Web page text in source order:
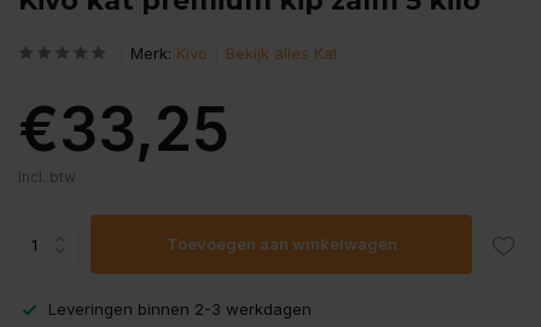
Merk: Kivo Bekijk alles Kat
€33,25
Incl. btw
Toevoegen aan winkelwagen
Leveringen binnen 2-3 werkdagen